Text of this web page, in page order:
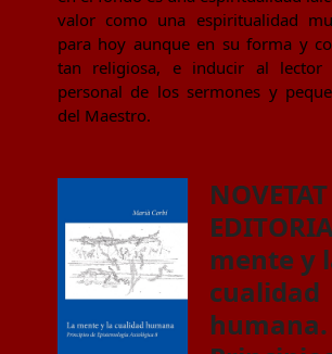
valor como una espiritualidad
para hoy aunque en su forma y
tan religiosa, e inducir al
personal de los sermones y
del Maestro.
NOVETAT
mente y
cualidad
humana.